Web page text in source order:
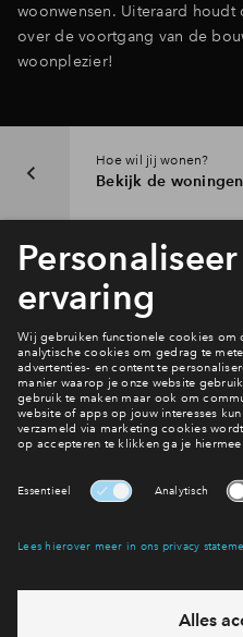
woonwensen. Uiteraard
over de voortgang van de
woonplezier!
Hoe wil jij wonen?
Bekijk de woningen
Interesse?
Hiermee blijf je op de hoogte
Ja, ik wil
712